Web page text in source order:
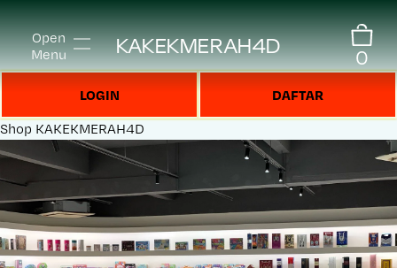
Open
Menu
KAKEKMERAH4D 0
LOGIN DAFTAR
Shop KAKEKMERAH4D